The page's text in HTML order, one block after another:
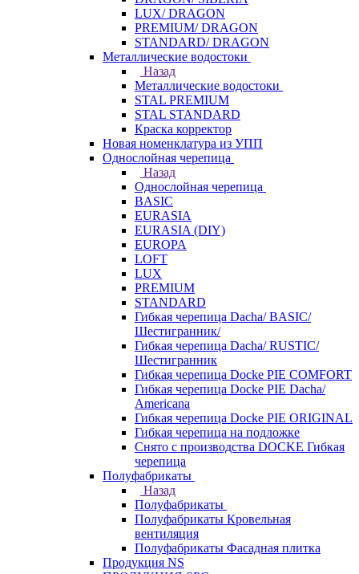
LUX/ DRAGON
PREMIUM/ DRAGON
STANDARD/ DRAGON
Металлические водостоки
Назад
Металлические водостоки
STAL PREMIUM
STAL STANDARD
Краска корректор
Новая номенклатура из УПП
Однослойная черепица
Назад
Однослойная черепица
BASIC
EURASIA
EURASIA (DIY)
EUROPA
LOFT
LUX
PREMIUM
STANDARD
Гибкая черепица Dacha/ BASIC/
Шестигранник/
Гибкая черепица Dacha/ RUSTIC/
Шестигранник
Гибкая черепица Docke PIE COMFORT
Гибкая черепица Docke PIE Dacha/
Americana
Гибкая черепица Docke PIE ОRIGINАL
Гибкая черепица на подложке
Снято с производства DOCKE Гибкая
черепица
Полуфабрикаты
Назад
Полуфабрикаты
Полуфабрикаты Кровельная
вентиляция
Полуфабрикаты Фасадная плитка
Продукция NS